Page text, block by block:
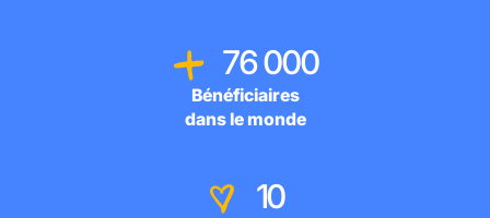
76 000
Bénéficiaires
dans le monde
10